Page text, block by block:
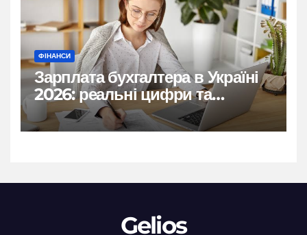
ФІНАНСИ
Зарплата бухгалтера в Україні
2026: реальні цифри та
нюанси
Gelios